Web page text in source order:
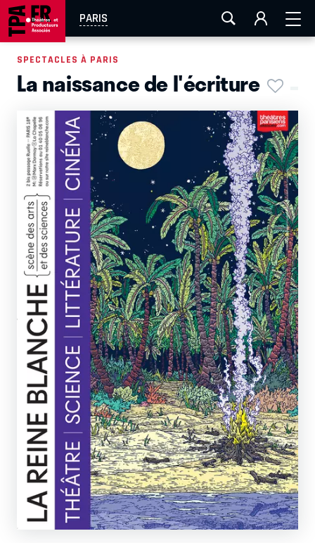
PARIS
AIX-MARSEILLE LA ROCHELLE
EN TOURNÉE
SPECTACLES À PARIS
La naissance de l'écriture